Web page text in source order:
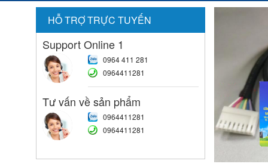
HỖ TRỢ TRỰC TUYẾN
Support Online 1
0964 411 281
0964411281
Tư vấn về sản phẩm
0964411281
0964411281